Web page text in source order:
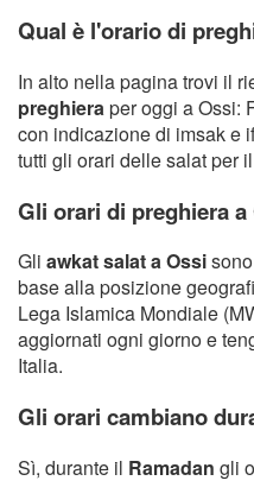
Qual è l'orario di
In alto nella pagina trovi il
preghieraper oggi a Ossi:
con indicazione di imsak e
tutti gli orari delle salat per
Gli orari di preghiera
Gli awkat salat a Ossi
base alla posizione
Lega Islamica Mondiale
aggiornati ogni giorno e
Italia.
Gli orari cambiano
Sì, durante il Ramadan gli